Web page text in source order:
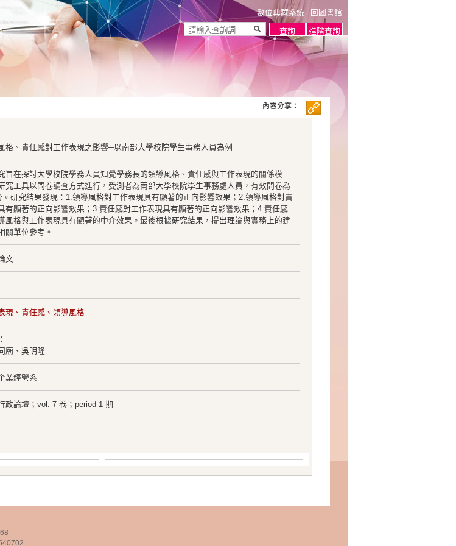
數位典藏系統 回圖書館
格、責任感對工作表現之影響─以南部大學校院學生事務人員為例
旨在探討大學校院學務人員知覺學務長的領導風格、責任感與工作表現的關係模
究工具以問卷調查方式進行，受測者為南部大學校院學生事務處人員，有效問卷為
。研究結果發現：1.領導風格對工作表現具有顯著的正向影響效果；2.領導風格對責
有顯著的正向影響效果；3.責任感對工作表現具有顯著的正向影響效果；4.責任感
風格與工作表現具有顯著的中介效果。最後根據研究結果，提出理論與實務上的建
關單位參考。
文
現、責任感、領導風格
廟、吳明隆
業經營系
政論壇；vol. 7 卷；period 1 期
內容分享：